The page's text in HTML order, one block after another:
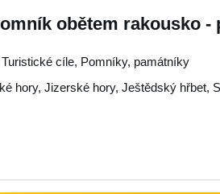
obětem rakousko -
cíle, Pomníky, památníky
hory,Jizerské hory,Ještědský hřbet,